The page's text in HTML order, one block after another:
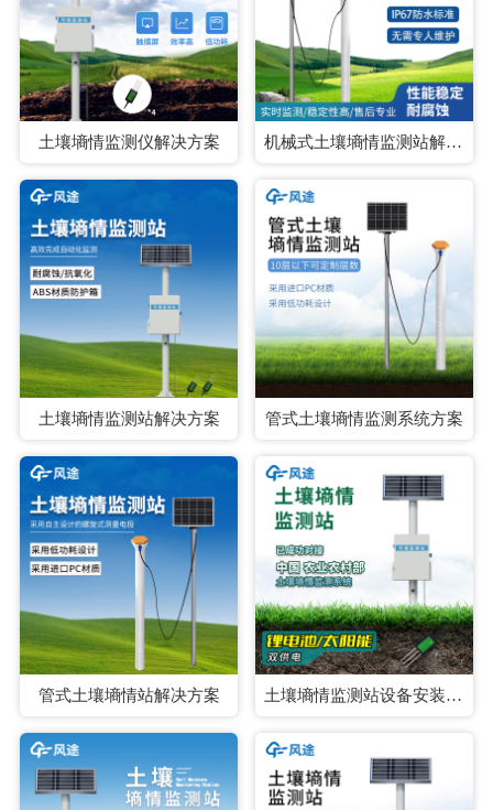
土壤墒情监测仪解决方案 机械式土壤墒情监测站解决方案
土壤墒情监测站解决方案 管式土壤墒情监测系统方案
管式土壤墒情站解决方案 土壤墒情监测站设备安装方案